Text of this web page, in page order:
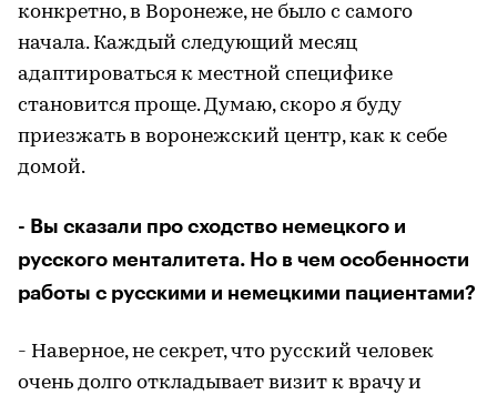
конкретно, в Воронеже, не было с самого
начала. Каждый следующий месяц
адаптироваться к местной специфике
становится проще. Думаю, скоро я буду
приезжать в воронежский центр, как к себе
домой.
- Вы сказали про сходство немецкого и
русского менталитета. Но в чем особенности
работы с русскими и немецкими пациентами?
- Наверное, не секрет, что русский человек
очень долго откладывает визит к врачу и